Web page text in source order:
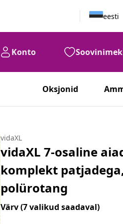
eesti
Konto
Oksjonid
vidaXL
vidaXL 7-osaline
komplekt
polürotang
Värv(7 valikud saadaval)